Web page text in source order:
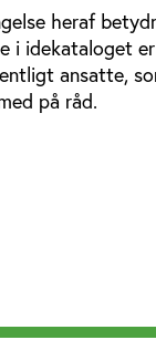
heraf
i idekataloget
ansatte,
på råd.